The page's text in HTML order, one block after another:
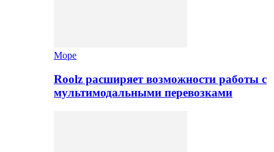
Море
Roolz расширяет возможности работы с
мультимодальными перевозками